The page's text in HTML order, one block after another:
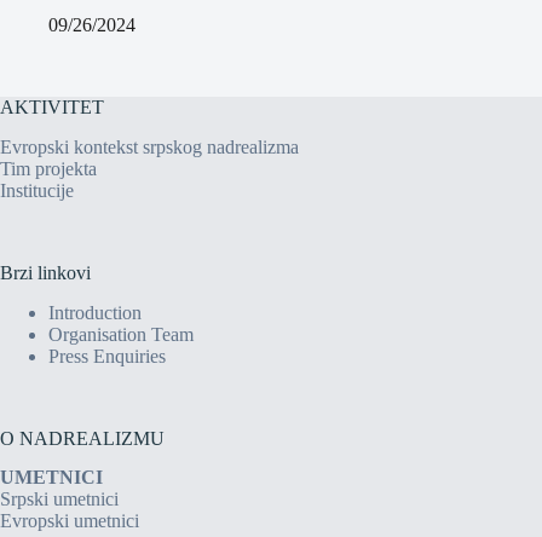
09/26/2024
AKTIVITET
Evropski kontekst srpskog nadrealizma
Tim projekta
Institucije
Brzi linkovi
Introduction
Organisation Team
Press Enquiries
O NADREALIZMU
UMETNICI
Srpski umetnici
Evropski umetnici